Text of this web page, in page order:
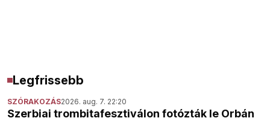
Legfrissebb
SZÓRAKOZÁS2026. aug. 7. 22:20
Szerbiai trombitafesztiválon fotózták le Orbán